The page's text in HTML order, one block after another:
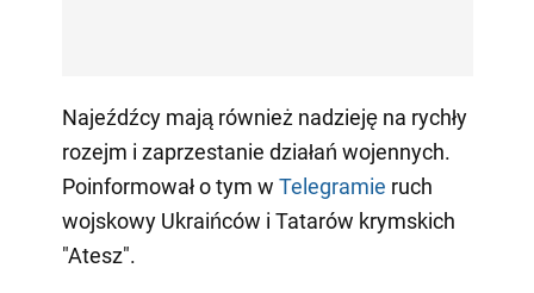
Najeźdźcy mają również nadzieję na rychły
rozejm i zaprzestanie działań wojennych.
Poinformował o tym w Telegramie ruch
wojskowy Ukraińców i Tatarów krymskich
"Atesz".